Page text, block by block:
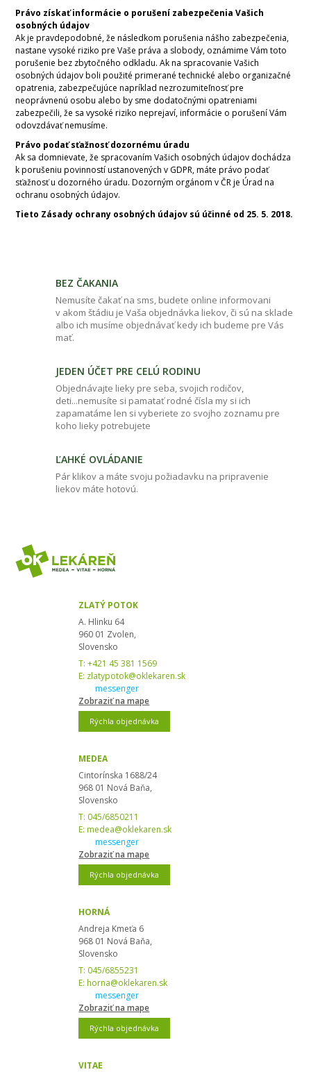
Právo získať informácie o porušení zabezpečenia Vašich
osobných údajov
Ak je pravdepodobné, že následkom porušenia nášho zabezpečenia,
nastane vysoké riziko pre Vaše práva a slobody, oznámime Vám toto
porušenie bez zbytočného odkladu. Ak na spracovanie Vašich
osobných údajov boli použité primerané technické alebo organizačné
opatrenia, zabezpečujúce napríklad nezrozumiteľnosť pre
neoprávnenú osobu alebo by sme dodatočnými opatreniami
zabezpečili, že sa vysoké riziko neprejaví, informácie o porušení Vám
odovzdávať nemusíme.
Právo podať sťažnosť dozornému úradu
Ak sa domnievate, že spracovaním Vašich osobných údajov dochádza
k porušeniu povinností ustanovených v GDPR, máte právo podať
sťažnosť u dozorného úradu. Dozorným orgánom v ČR je Úrad na
ochranu osobných údajov.
Tieto Zásady ochrany osobných údajov sú účinné od 25. 5. 2018.
BEZ ČAKANIA
Nemusíte čakať na sms, budete online informovani
v akom štádiu je Vaša objednávka liekov, či sú na sklade
albo ich musíme objednávať kedy ich budeme pre Vás
mať.
JEDEN ÚČET PRE CELÚ RODINU
Objednávajte lieky pre seba, svojich rodičov,
deti...nemusíte si pamatať rodné čísla my si ich
zapamatáme len si vyberiete zo svojho zoznamu pre
koho lieky potrebujete
ĽAHKÉ OVLÁDANIE
Pár klikov a máte svoju požiadavku na pripravenie
liekov máte hotovú.
ZLATÝ POTOK
A. Hlinku 64
960 01 Zvolen,
Slovensko
T:+421 45 381 1569
E: zlatypotok@oklekaren.sk
messenger
Zobraziť na mape
Rýchla objednávka
MEDEA
Cintorínska 1688/24
968 01 Nová Baňa,
Slovensko
T: 045/6850211
E: medea@oklekaren.sk
messenger
Zobraziť na mape
Rýchla objednávka
HORNÁ
Andreja Kmeťa 6
968 01 Nová Baňa,
Slovensko
T: 045/6855231
E: horna@oklekaren.sk
messenger
Zobraziť na mape
Rýchla objednávka
VITAE